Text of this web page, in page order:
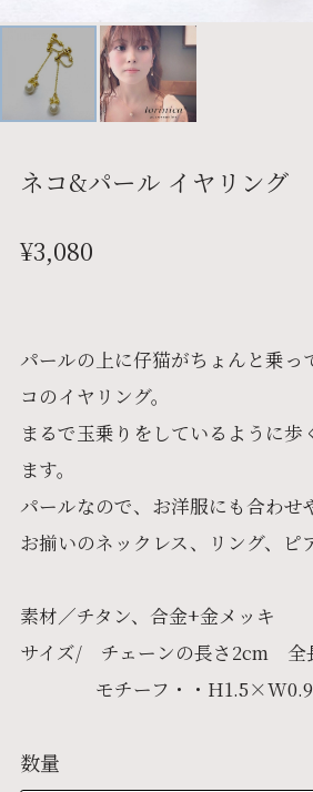
ネコ&パール イヤリング
¥3,080
パールの上に仔猫がちょんと乗っ
コのイヤリング。
まるで玉乗りをしているように歩
ます。
パールなので、お洋服にも合わせ
お揃いのネックレス、リング、ピ
素材／チタン、合金+金メッキ
サイズ/ チェーンの長さ2cm 全
モチーフ・・
数量